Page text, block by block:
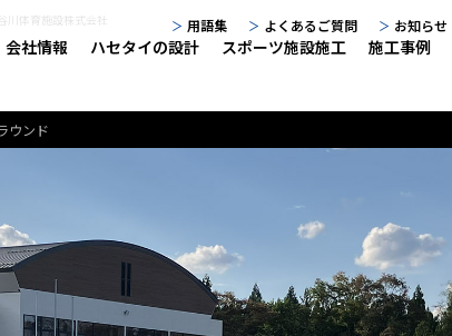
川体育施設株式会社
会社情報 ハセタイの設計 スポーツ施設施工 施工事例
用語集 よくあるご質問 お知らせ
ウンド